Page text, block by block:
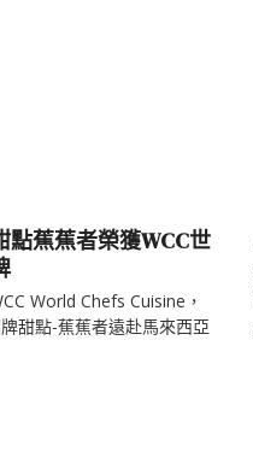
蕉蕉者榮獲WCC世
World Chefs Cuisine，
甜點-蕉蕉者遠赴馬來西亞